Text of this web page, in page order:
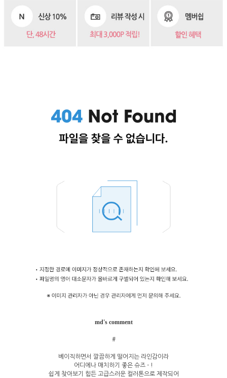
md's comment
#
베이직하면서 깔끔하게 떨어지는 라인감이라
어디에나 매치하기 좋은 슈즈 - !
쉽게 찾아보기 힘든 고급스러운 컬러톤으로 제작되어